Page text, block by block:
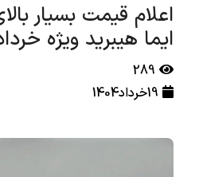
اعلام قیمت بسیار
ایما هیبرید ویژه خرداد
289
19خرداد1404